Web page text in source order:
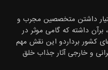
داشتن متخصصین مجرب و
داشته که گامی موثر در
کشور برداردو این نقش مهم
و خارجی آثار جذاب خلق